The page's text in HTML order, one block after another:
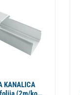
PLINSKI UREDJAJ
MLIN ZA KAFU
KANALICA